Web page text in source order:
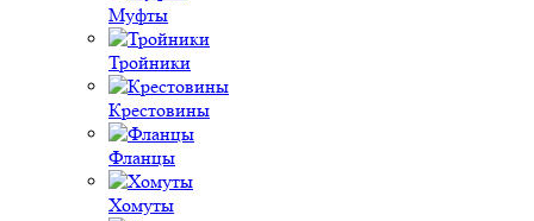
Муфты
Тройники
Крестовины
Фланцы
Хомуты